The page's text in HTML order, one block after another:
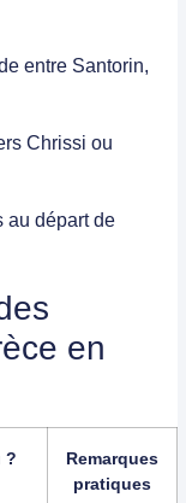
entre Santorin,
Chrissi ou
au départ de
en
?
Remarques
pratiques